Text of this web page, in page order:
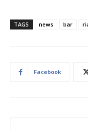
TAGS news bar
Facebook